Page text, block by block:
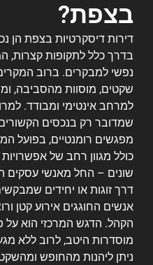
בצפת?
דירות דיסקרטיות בצפת הן
בדרך כלל לתקופות קצרות,
נפשי למבקרים. ברוב
שקטים, מוסוות מהסביבה,
למרחב אינטימי ומבודד.
שמדובר רק בנכסים הקשורים
מפגשים רומנטיים, בפועל
כולל מגוון רחב של
שונים – החל מאנשי עסקים
דרך זוגות או יחידים
אנשים החוגגים אירוע קטן
הקהל. הדגש המרכזי הוא על
מוסדרות היטב, לרוב ללא
ניתן ליהנות מהחופש